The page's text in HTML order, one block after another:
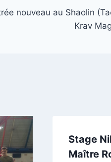
nouveau au Shaolin
Krav
Stage
Maître